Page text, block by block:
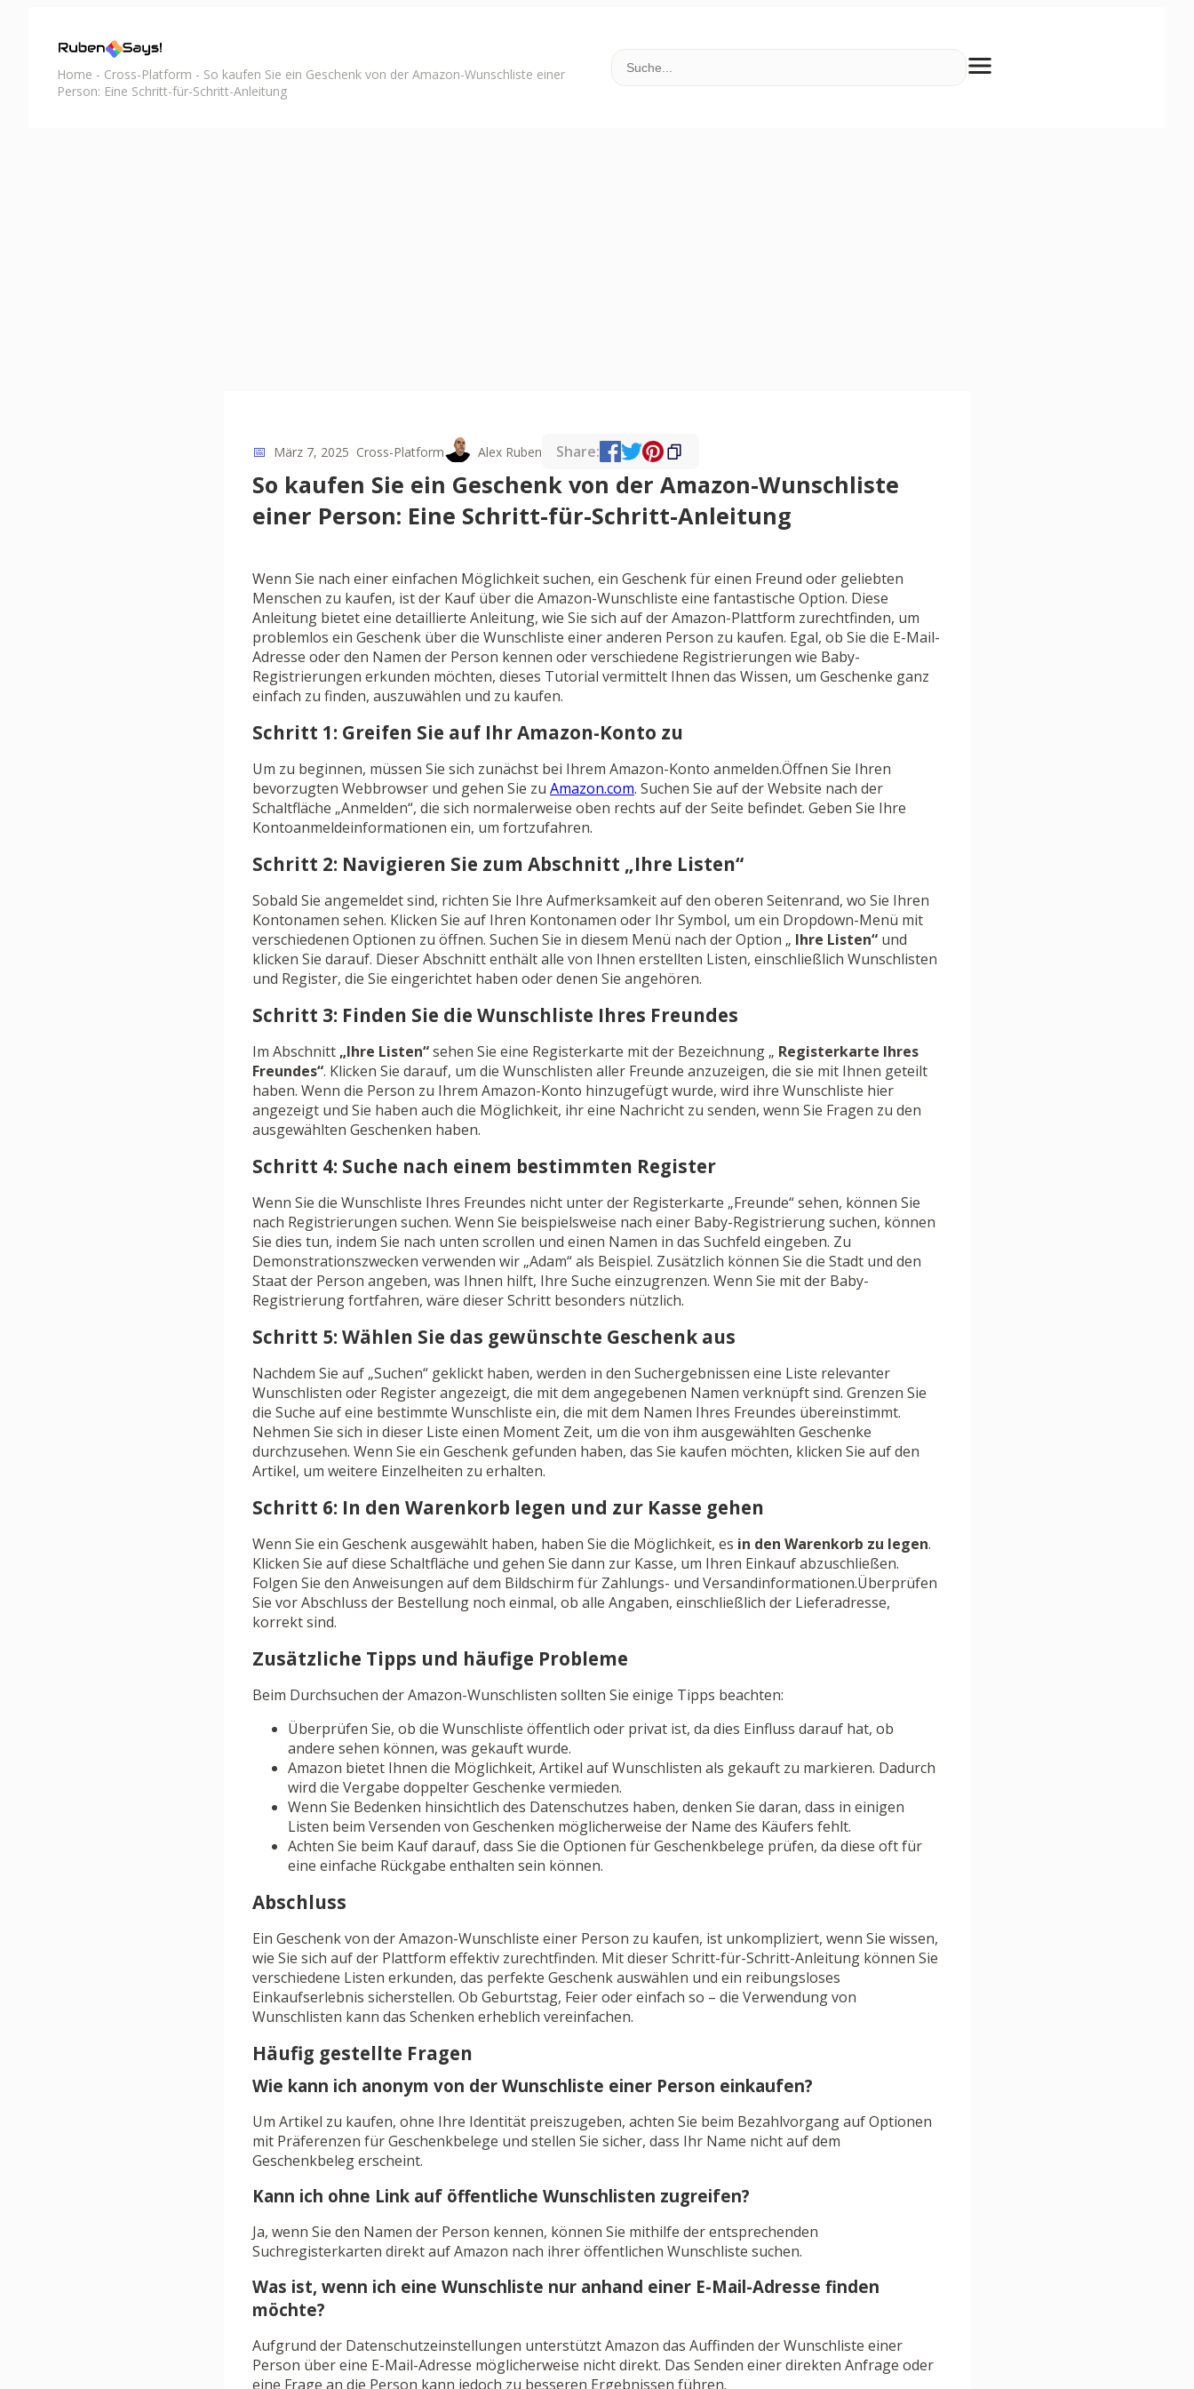
Home - Cross-Platform - So kaufen Sie ein Geschenk von der Amazon-Wunschliste einer
Person: Eine Schritt-für-Schritt-Anleitung
📅 März 7, 2025 Cross-Platform Alex Ruben Share:
So kaufen Sie ein Geschenk von der Amazon-Wunschliste
einer Person: Eine Schritt-für-Schritt-Anleitung
Wenn Sie nach einer einfachen Möglichkeit suchen, ein Geschenk für einen Freund oder geliebten
Menschen zu kaufen, ist der Kauf über die Amazon-Wunschliste eine fantastische Option. Diese
Anleitung bietet eine detaillierte Anleitung, wie Sie sich auf der Amazon-Plattform zurechtfinden, um
problemlos ein Geschenk über die Wunschliste einer anderen Person zu kaufen. Egal, ob Sie die E-Mail-
Adresse oder den Namen der Person kennen oder verschiedene Registrierungen wie Baby-
Registrierungen erkunden möchten, dieses Tutorial vermittelt Ihnen das Wissen, um Geschenke ganz
einfach zu finden, auszuwählen und zu kaufen.
Schritt 1: Greifen Sie auf Ihr Amazon-Konto zu
Um zu beginnen, müssen Sie sich zunächst bei Ihrem Amazon-Konto anmelden.Öffnen Sie Ihren
bevorzugten Webbrowser und gehen Sie zu Amazon.com. Suchen Sie auf der Website nach der
Schaltfläche „Anmelden“, die sich normalerweise oben rechts auf der Seite befindet. Geben Sie Ihre
Kontoanmeldeinformationen ein, um fortzufahren.
Schritt 2: Navigieren Sie zum Abschnitt „Ihre Listen“
Sobald Sie angemeldet sind, richten Sie Ihre Aufmerksamkeit auf den oberen Seitenrand, wo Sie Ihren
Kontonamen sehen. Klicken Sie auf Ihren Kontonamen oder Ihr Symbol, um ein Dropdown-Menü mit
verschiedenen Optionen zu öffnen. Suchen Sie in diesem Menü nach der Option „ Ihre Listen“ und
klicken Sie darauf. Dieser Abschnitt enthält alle von Ihnen erstellten Listen, einschließlich Wunschlisten
und Register, die Sie eingerichtet haben oder denen Sie angehören.
Schritt 3: Finden Sie die Wunschliste Ihres Freundes
Im Abschnitt „Ihre Listen“sehen Sie eine Registerkarte mit der Bezeichnung „ Registerkarte Ihres
Freundes“. Klicken Sie darauf, um die Wunschlisten aller Freunde anzuzeigen, die sie mit Ihnen geteilt
haben. Wenn die Person zu Ihrem Amazon-Konto hinzugefügt wurde, wird ihre Wunschliste hier
angezeigt und Sie haben auch die Möglichkeit, ihr eine Nachricht zu senden, wenn Sie Fragen zu den
ausgewählten Geschenken haben.
Schritt 4: Suche nach einem bestimmten Register
Wenn Sie die Wunschliste Ihres Freundes nicht unter der Registerkarte „Freunde“ sehen, können Sie
nach Registrierungen suchen. Wenn Sie beispielsweise nach einer Baby-Registrierung suchen, können
Sie dies tun, indem Sie nach unten scrollen und einen Namen in das Suchfeld eingeben. Zu
Demonstrationszwecken verwenden wir „Adam“ als Beispiel. Zusätzlich können Sie die Stadt und den
Staat der Person angeben, was Ihnen hilft, Ihre Suche einzugrenzen. Wenn Sie mit der Baby-
Registrierung fortfahren, wäre dieser Schritt besonders nützlich.
Schritt 5: Wählen Sie das gewünschte Geschenk aus
Nachdem Sie auf „Suchen“ geklickt haben, werden in den Suchergebnissen eine Liste relevanter
Wunschlisten oder Register angezeigt, die mit dem angegebenen Namen verknüpft sind. Grenzen Sie
die Suche auf eine bestimmte Wunschliste ein, die mit dem Namen Ihres Freundes übereinstimmt.
Nehmen Sie sich in dieser Liste einen Moment Zeit, um die von ihm ausgewählten Geschenke
durchzusehen. Wenn Sie ein Geschenk gefunden haben, das Sie kaufen möchten, klicken Sie auf den
Artikel, um weitere Einzelheiten zu erhalten.
Schritt 6: In den Warenkorb legen und zur Kasse gehen
Wenn Sie ein Geschenk ausgewählt haben, haben Sie die Möglichkeit, es in den Warenkorb zu legen.
Klicken Sie auf diese Schaltfläche und gehen Sie dann zur Kasse, um Ihren Einkauf abzuschließen.
Folgen Sie den Anweisungen auf dem Bildschirm für Zahlungs- und Versandinformationen.Überprüfen
Sie vor Abschluss der Bestellung noch einmal, ob alle Angaben, einschließlich der Lieferadresse,
korrekt sind.
Zusätzliche Tipps und häufige Probleme
Beim Durchsuchen der Amazon-Wunschlisten sollten Sie einige Tipps beachten:
Überprüfen Sie, ob die Wunschliste öffentlich oder privat ist, da dies Einfluss darauf hat, ob
andere sehen können, was gekauft wurde.
Amazon bietet Ihnen die Möglichkeit, Artikel auf Wunschlisten als gekauft zu markieren. Dadurch
wird die Vergabe doppelter Geschenke vermieden.
Wenn Sie Bedenken hinsichtlich des Datenschutzes haben, denken Sie daran, dass in einigen
Listen beim Versenden von Geschenken möglicherweise der Name des Käufers fehlt.
Achten Sie beim Kauf darauf, dass Sie die Optionen für Geschenkbelege prüfen, da diese oft für
eine einfache Rückgabe enthalten sein können.
Abschluss
Ein Geschenk von der Amazon-Wunschliste einer Person zu kaufen, ist unkompliziert, wenn Sie wissen,
wie Sie sich auf der Plattform effektiv zurechtfinden. Mit dieser Schritt-für-Schritt-Anleitung können Sie
verschiedene Listen erkunden, das perfekte Geschenk auswählen und ein reibungsloses
Einkaufserlebnis sicherstellen. Ob Geburtstag, Feier oder einfach so – die Verwendung von
Wunschlisten kann das Schenken erheblich vereinfachen.
Häufig gestellte Fragen
Wie kann ich anonym von der Wunschliste einer Person einkaufen?
Um Artikel zu kaufen, ohne Ihre Identität preiszugeben, achten Sie beim Bezahlvorgang auf Optionen
mit Präferenzen für Geschenkbelege und stellen Sie sicher, dass Ihr Name nicht auf dem
Geschenkbeleg erscheint.
Kann ich ohne Link auf öffentliche Wunschlisten zugreifen?
Ja, wenn Sie den Namen der Person kennen, können Sie mithilfe der entsprechenden
Suchregisterkarten direkt auf Amazon nach ihrer öffentlichen Wunschliste suchen.
Was ist, wenn ich eine Wunschliste nur anhand einer E-Mail-Adresse finden
möchte?
Aufgrund der Datenschutzeinstellungen unterstützt Amazon das Auffinden der Wunschliste einer
Person über eine E-Mail-Adresse möglicherweise nicht direkt. Das Senden einer direkten Anfrage oder
eine Frage an die Person kann jedoch zu besseren Ergebnissen führen.